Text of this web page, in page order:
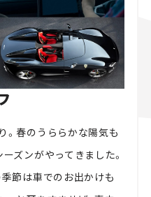
春のうららかな陽気も
ズンがやってきました。
節は車でのお出かけも